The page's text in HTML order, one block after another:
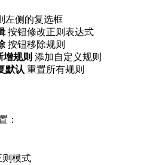
左侧的复选框
按钮修改正则表达式
按钮移除规则
增规则 添加自定义规则
默认 重置所有规则
：
则模式